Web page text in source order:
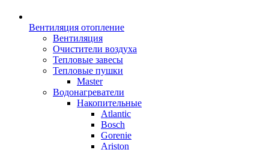
Вентиляция отопление
Вентиляция
Очистители воздуха
Тепловые завесы
Тепловые пушки
Master
Водонагреватели
Накопительные
Atlantic
Bosch
Gorenie
Ariston